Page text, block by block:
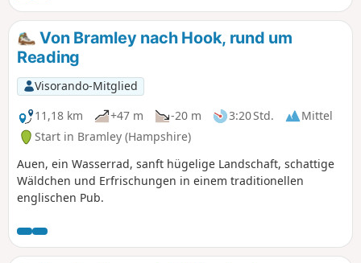
Von Bramley nach Hook, rund um
Reading
Visorando-Mitglied
11,18 km
+47 m -20 m 3:20 Std.
Mittel
Start in Bramley (Hampshire)
Auen, ein Wasserrad, sanft hügelige Landschaft, schattige
Wäldchen und Erfrischungen in einem traditionellen
englischen Pub.